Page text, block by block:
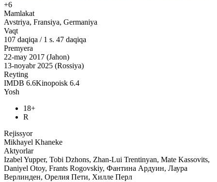
+6
Mamlakat
Avstriya, Fransiya, Germaniya
Vaqt
107 daqiqa / 1 s. 47 daqiqa
Premyera
22-may 2017 (Jahon)
13-noyabr 2025 (Rossiya)
Reyting
IMDB 6.6Kinopoisk 6.4
Yosh
18+
R
Rejissyor
Mikhayel Khaneke
Aktyorlar
Izabel Yupper, Tobi Dzhons, Zhan-Lui Trentinyan, Mate Kassovits,
Daniyel Otoy, Frants Rogovskiy, Фантина Ардуин, Лаура
Верлинден, Орелия Пети, Хилле Перл